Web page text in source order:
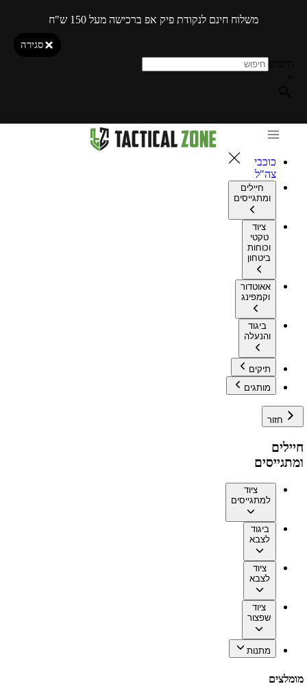
משלוח חינם לנקודת פיק אפ ברכישה מעל 150 ש"ח
סגירה
כוכבי
צה"ל
חיילים
ומתגייסים
ציוד
טקטי
וכוחות
ביטחון
אאוטדור
וקמפינג
ביגוד
והנעלה
תיקים
מותגים
חזור
חיילים
ומתגייסים
ציוד
למתגייסים
ביגוד
לצבא
ציוד
לצבא
ציוד
שפצור
מתנות
מומלצים